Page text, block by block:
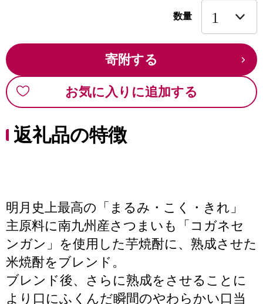
数量
寄附する
お気に入りに追加する
返礼品の特徴
明月史上最高の「まるみ・こく・きれ」
主原料に南九州産さつまいも「コガネセ
ンガン」を使用した芋焼酎に、熟成させた
米焼酎をブレンド。
ブレンド後、さらに熟成をさせることに
より口にふくんだ瞬間のやわらかい口当